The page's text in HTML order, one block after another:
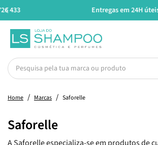
Entregas em 24H úteis.Oferta de portes
Home Marcas Saforelle
Saforelle